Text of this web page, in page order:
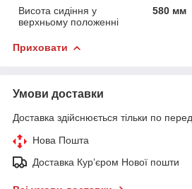
Висота сидіння у
верхньому положенні
580 мм
Приховати
Умови доставки
Доставка здійснюється тільки по
Нова Пошта
Доставка Курʼєром Нової пошти